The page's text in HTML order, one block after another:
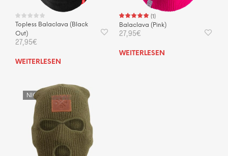
Topless Balaclava (Black
Out)
27,95€
WEITERLESEN
(1 )
Balaclava (Pink)
27,95€
WEITERLESEN
NICHT VORRÄTIG